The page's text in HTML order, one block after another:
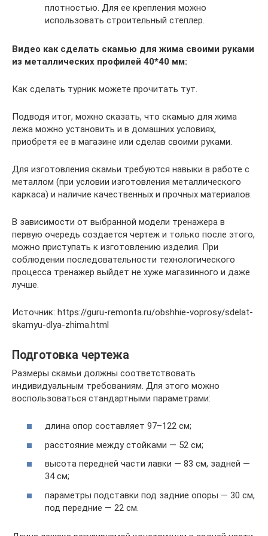
плотностью. Для ее крепления можно
использовать строительный степлер.
Видео как сделать скамью для жима своими руками
из металлических профилей 40*40 мм:
Как сделать турник можете прочитать тут.
Подводя итог, можно сказать, что скамью для жима
лежа можно установить и в домашних условиях,
приобретя ее в магазине или сделав своими руками.
Для изготовления скамьи требуются навыки в работе с
металлом (при условии изготовления металлического
каркаса) и наличие качественных и прочных материалов.
В зависимости от выбранной модели тренажера в
первую очередь создается чертеж и только после этого,
можно приступать к изготовлению изделия. При
соблюдении последовательности технологического
процесса тренажер выйдет не хуже магазинного и даже
лучше.
Источник: https://guru-remonta.ru/obshhie-voprosy/sdelat-
skamyu-dlya-zhima.html
Подготовка чертежа
Размеры скамьи должны соответствовать
индивидуальным требованиям. Для этого можно
воспользоваться стандартными параметрами:
длина опор составляет 97–122 см;
расстояние между стойками — 52 см;
высота передней части лавки — 83 см, задней —
34 см;
параметры подставки под задние опоры — 30 см,
под передние — 22 см.